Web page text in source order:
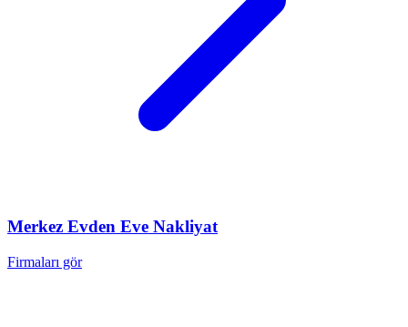
Merkez Evden Eve Nakliyat
Firmaları gör